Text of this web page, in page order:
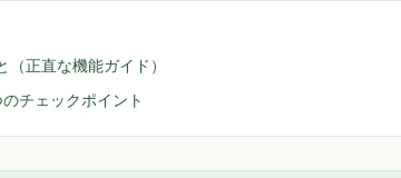
正直な機能ガイド）
チェックポイント